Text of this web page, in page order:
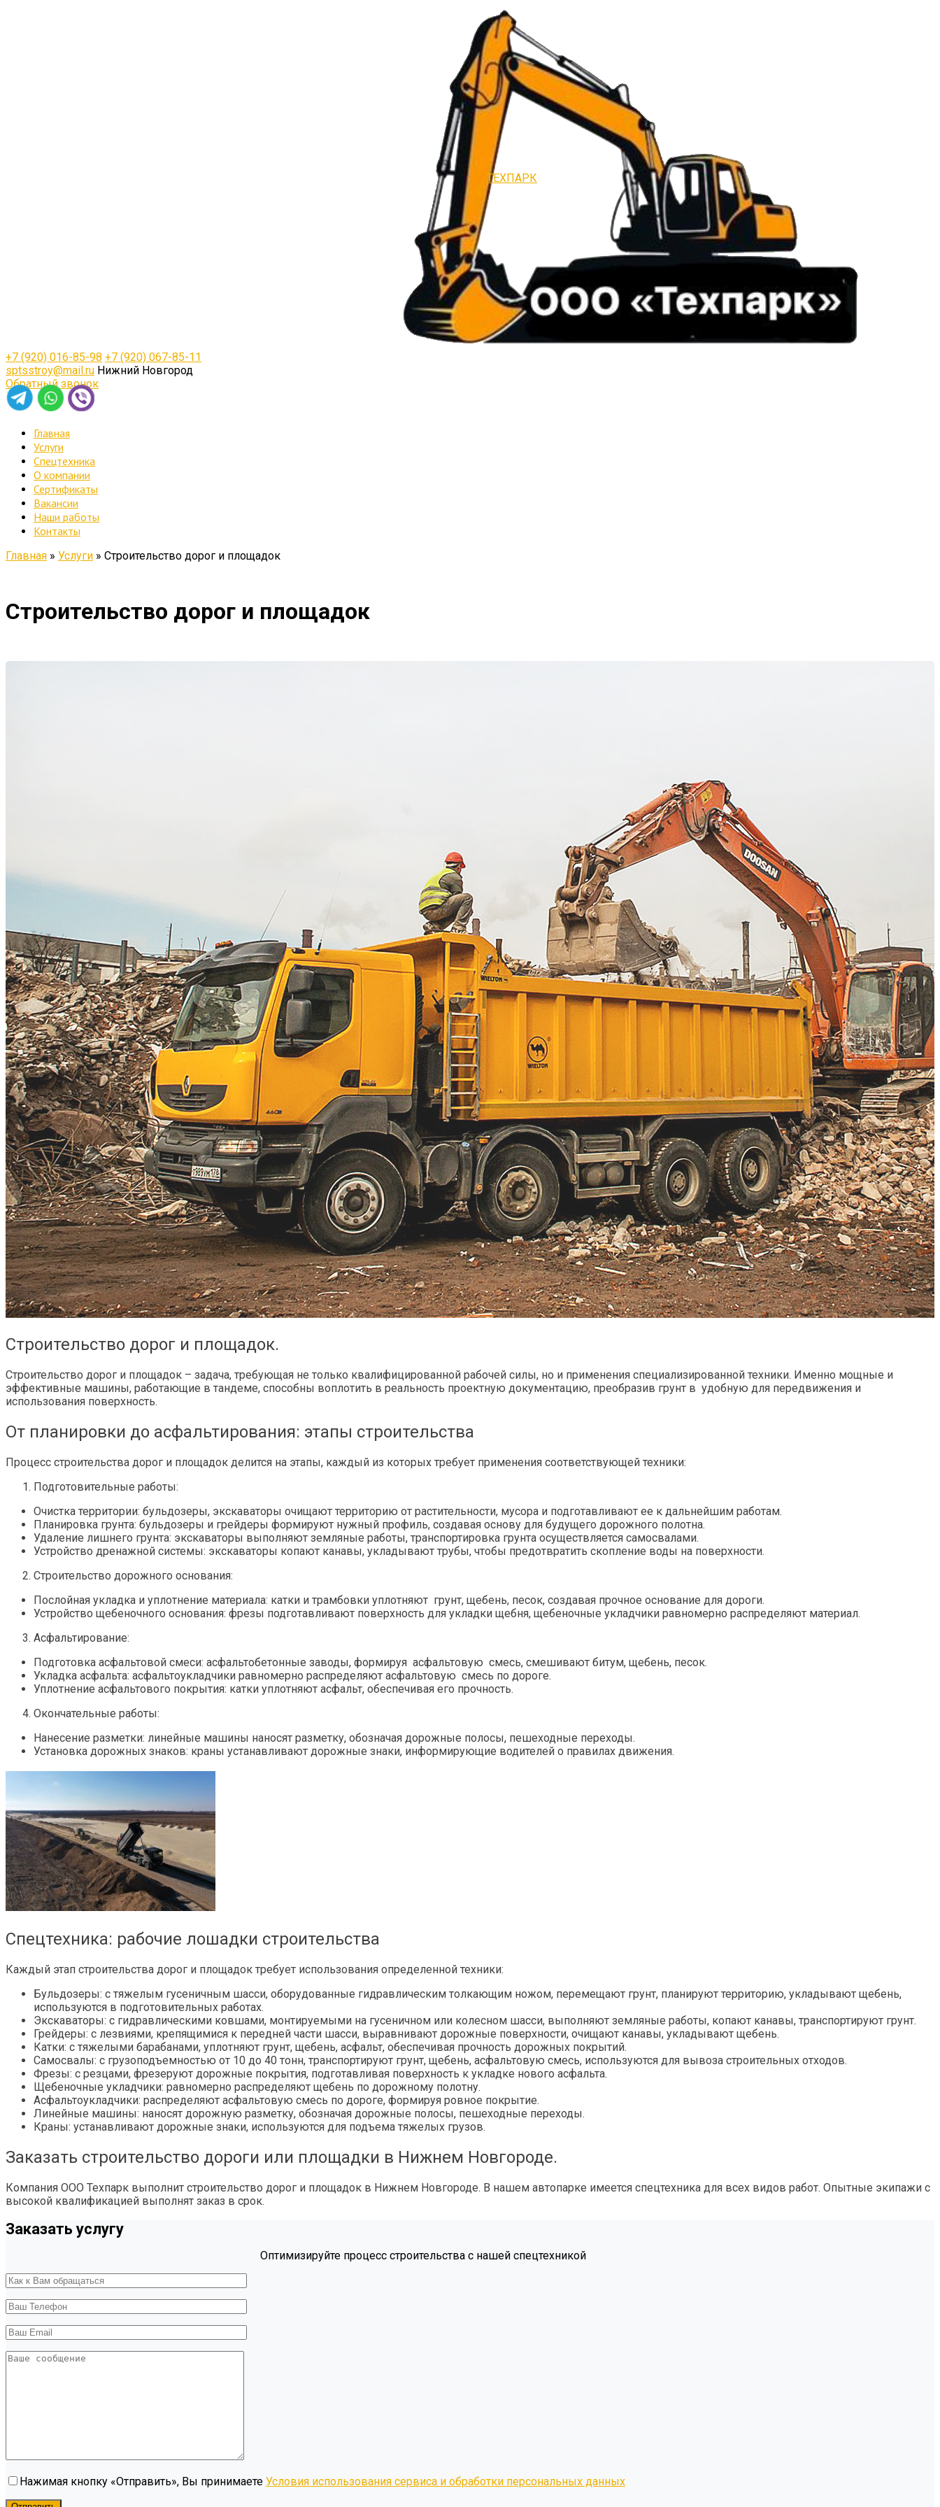
ТЕХПАРК
+7 (920) 016-85-98 +7 (920) 067-85-11
sptsstroy@mail.ru Нижний Новгород
Обратный звонок
Главная
Услуги
Спецтехника
О компании
Сертификаты
Вакансии
Наши работы
Контакты
Главная » Услуги » Строительство дорог и площадок
Строительство дорог и площадок
Строительство дорог и площадок.
Строительство дорог и площадок – задача, требующая не только квалифицированной рабочей силы, но и применения специализированной техники. Именно мощные и
эффективные машины, работающие в тандеме, способны воплотить в реальность проектную документацию, преобразив грунт в удобную для передвижения и
использования поверхность.
От планировки до асфальтирования: этапы строительства
Процесс строительства дорог и площадок делится на этапы, каждый из которых требует применения соответствующей техники:
Подготовительные работы:
Очистка территории: бульдозеры, экскаваторы очищают территорию от растительности, мусора и подготавливают ее к дальнейшим работам.
Планировка грунта: бульдозеры и грейдеры формируют нужный профиль, создавая основу для будущего дорожного полотна.
Удаление лишнего грунта: экскаваторы выполняют земляные работы, транспортировка грунта осуществляется самосвалами.
Устройство дренажной системы: экскаваторы копают канавы, укладывают трубы, чтобы предотвратить скопление воды на поверхности.
Строительство дорожного основания:
Послойная укладка и уплотнение материала: катки и трамбовки уплотняют грунт, щебень, песок, создавая прочное основание для дороги.
Устройство щебеночного основания: фрезы подготавливают поверхность для укладки щебня, щебеночные укладчики равномерно распределяют материал.
Асфальтирование:
Подготовка асфальтовой смеси: асфальтобетонные заводы, формируя асфальтовую смесь, смешивают битум, щебень, песок.
Укладка асфальта: асфальтоукладчики равномерно распределяют асфальтовую смесь по дороге.
Уплотнение асфальтового покрытия: катки уплотняют асфальт, обеспечивая его прочность.
Окончательные работы:
Нанесение разметки: линейные машины наносят разметку, обозначая дорожные полосы, пешеходные переходы.
Установка дорожных знаков: краны устанавливают дорожные знаки, информирующие водителей о правилах движения.
Спецтехника: рабочие лошадки строительства
Каждый этап строительства дорог и площадок требует использования определенной техники:
Бульдозеры: с тяжелым гусеничным шасси, оборудованные гидравлическим толкающим ножом, перемещают грунт, планируют территорию, укладывают щебень,
используются в подготовительных работах.
Экскаваторы: с гидравлическими ковшами, монтируемыми на гусеничном или колесном шасси, выполняют земляные работы, копают канавы, транспортируют грунт.
Грейдеры: с лезвиями, крепящимися к передней части шасси, выравнивают дорожные поверхности, очищают канавы, укладывают щебень.
Катки: с тяжелыми барабанами, уплотняют грунт, щебень, асфальт, обеспечивая прочность дорожных покрытий.
Самосвалы: с грузоподъемностью от 10 до 40 тонн, транспортируют грунт, щебень, асфальтовую смесь, используются для вывоза строительных отходов.
Фрезы: с резцами, фрезеруют дорожные покрытия, подготавливая поверхность к укладке нового асфальта.
Щебеночные укладчики: равномерно распределяют щебень по дорожному полотну.
Асфальтоукладчики: распределяют асфальтовую смесь по дороге, формируя ровное покрытие.
Линейные машины: наносят дорожную разметку, обозначая дорожные полосы, пешеходные переходы.
Краны: устанавливают дорожные знаки, используются для подъема тяжелых грузов.
Заказать строительство дороги или площадки в Нижнем Новгороде.
Компания ООО Техпарк выполнит строительство дорог и площадок в Нижнем Новгороде. В нашем автопарке имеется спецтехника для всех видов работ. Опытные экипажи с
высокой квалификацией выполнят заказ в срок.
Заказать услугу
Оптимизируйте процесс строительства с нашей спецтехникой
Нажимая кнопку «Отправить», Вы принимаете Условия использования сервиса и обработки персональных данных